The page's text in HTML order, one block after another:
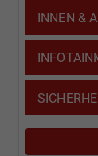
INNEN &